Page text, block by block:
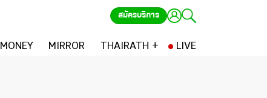
สมัครบริการ
MONEY MIRROR THAIRATH + LIVE